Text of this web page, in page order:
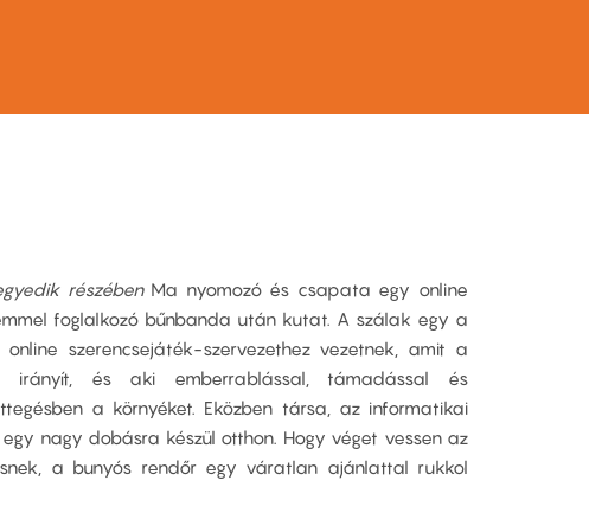
részében Ma nyomozó és csapata egy online
foglalkozó bűnbanda után kutat. A szálak egy a
online szerencsejáték-szervezethez vezetnek, amit a
irányít, és aki emberrablással, támadással és
a környéket. Eközben társa, az informatikai
egy nagy dobásra készül otthon. Hogy véget vessen az
a bunyós rendőr egy váratlan ajánlattal rukkol